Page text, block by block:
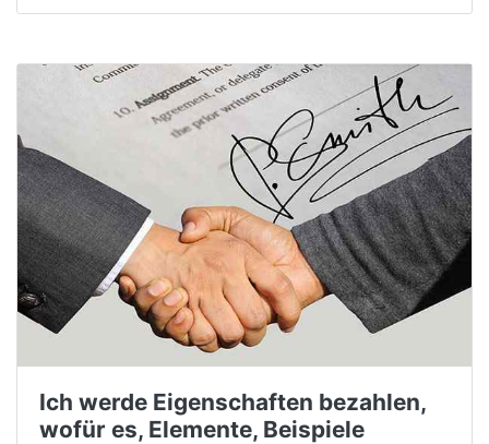
Ich werde Eigenschaften bezahlen,
wofür es, Elemente, Beispiele